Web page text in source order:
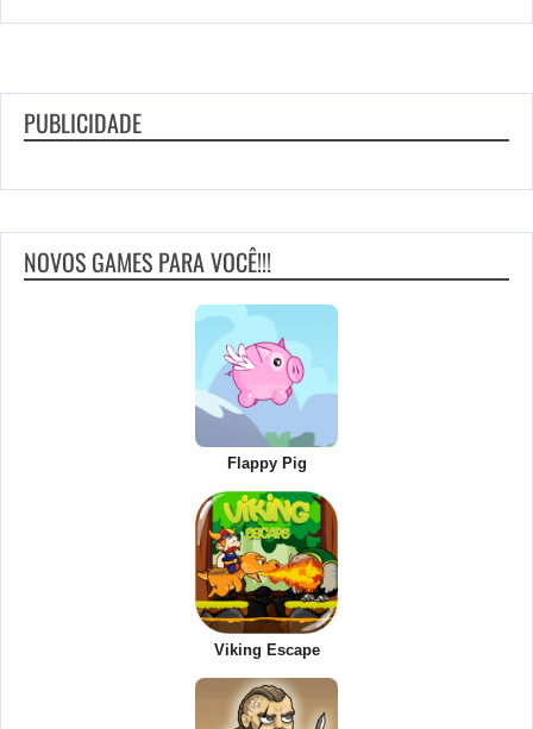
PUBLICIDADE
NOVOS GAMES PARA VOCÊ!!!
Flappy Pig
Viking Escape